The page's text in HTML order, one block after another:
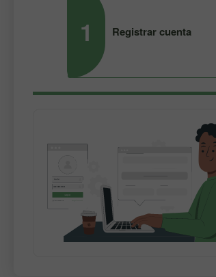
1 Registrar cuenta